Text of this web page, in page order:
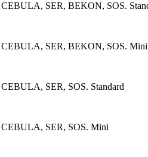
SER, BEKON, SOS.
SER, BEKON, SOS. Mini
SER, SOS. Standard
SER, SOS. Mini